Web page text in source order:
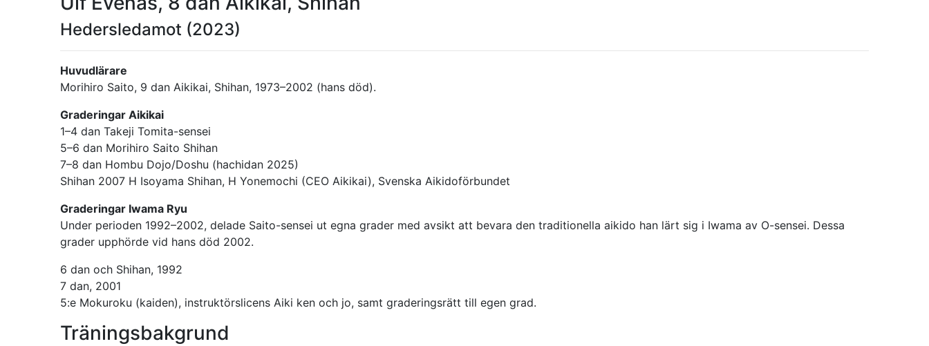
Hedersledamot (2023)
Huvudlärare
Morihiro Saito, 9 dan Aikikai, Shihan, 1973–2002 (hans död).
Graderingar Aikikai
1–4 dan Takeji Tomita-sensei
5–6 dan Morihiro Saito Shihan
7–8 dan Hombu Dojo/Doshu (hachidan 2025)
Shihan 2007 H Isoyama Shihan, H Yonemochi (CEO Aikikai), Svenska Aikidoförbundet
Graderingar Iwama Ryu
Under perioden 1992–2002, delade Saito-sensei ut egna grader med avsikt att bevara den traditionella aikido han lärt sig i Iwama av O-sensei. Dessa
grader upphörde vid hans död 2002.
6 dan och Shihan, 1992
7 dan, 2001
5:e Mokuroku (kaiden), instruktörslicens Aiki ken och jo, samt graderingsrätt till egen grad.
Träningsbakgrund